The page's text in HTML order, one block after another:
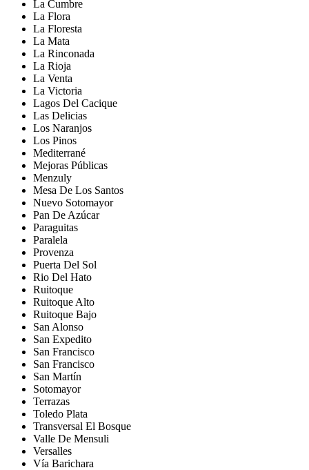
La Cumbre
La Flora
La Floresta
La Mata
La Rinconada
La Rioja
La Venta
La Victoria
Lagos Del Cacique
Las Delicias
Los Naranjos
Los Pinos
Mediterrané
Mejoras Públicas
Menzuly
Mesa De Los Santos
Nuevo Sotomayor
Pan De Azúcar
Paraguitas
Paralela
Provenza
Puerta Del Sol
Rio Del Hato
Ruitoque
Ruitoque Alto
Ruitoque Bajo
San Alonso
San Expedito
San Francisco
San Francisco
San Martín
Sotomayor
Terrazas
Toledo Plata
Transversal El Bosque
Valle De Mensuli
Versalles
Vía Barichara